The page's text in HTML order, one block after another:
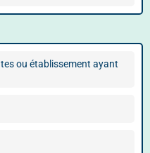
ou établissement ayant